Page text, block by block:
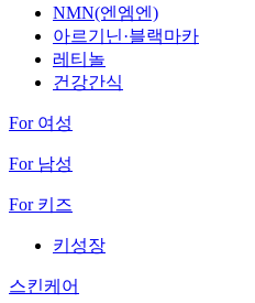
NMN(엔엠엔)
아르기닌·블랙마카
레티놀
건강간식
For 여성
For 남성
For 키즈
키성장
스킨케어